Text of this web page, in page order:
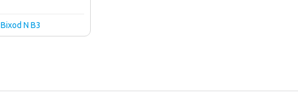
Bixod N B3